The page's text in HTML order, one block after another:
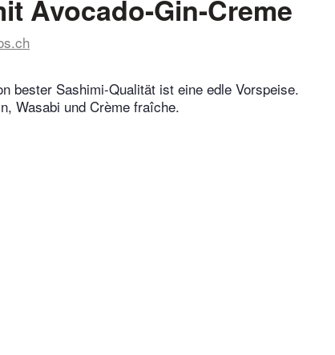
Avocado-Gin-Creme
bester Sashimi-Qualität ist eine edle Vorspeise.
Wasabi und Crème fraîche.